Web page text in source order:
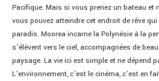
Pacifique. Mais si vous prenez un bateau et
vous pouvez atteindre cet endroit de rêve
paradis. Moorea incarne la Polynésie à la
s’élèvent vers le ciel, accompagnées de
paysage. La vie ici est simple et ne dépend
L’environnement, c’est le cinéma, c’est en